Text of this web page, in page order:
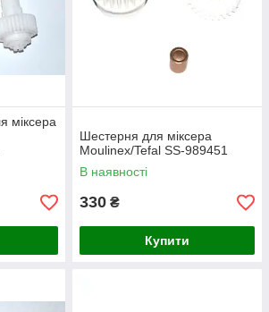
міксера
Шестерня для міксера
Moulinex/Tefal SS-989451
В наявності
330 ₴
Купити